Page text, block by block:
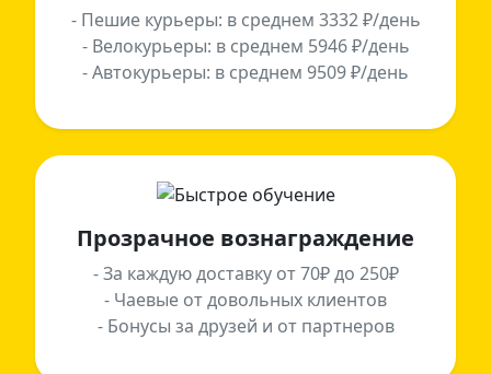
- Пешие курьеры: в среднем 3332 ₽/день
- Велокурьеры: в среднем 5946 ₽/день
- Автокурьеры: в среднем 9509 ₽/день
Прозрачное вознаграждение
- За каждую доставку от 70₽ до 250₽
- Чаевые от довольных клиентов
- Бонусы за друзей и от партнеров